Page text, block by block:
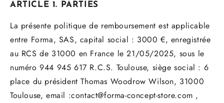
ARTICLE 1. PARTIES
La présente politique de remboursement est applicable
entre Forma, SAS, capital social : 3000 €, enregistrée
au RCS de 31000 en France le 21/05/2025, sous le
numéro 944 945 617 R.C.S. Toulouse, siège social : 6
place du président Thomas Woodrow Wilson, 31000
Toulouse, email :contact@forma-concept-store.com ,